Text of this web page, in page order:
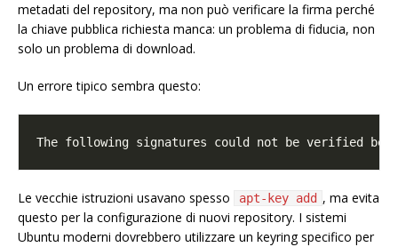
metadati del repository, ma non può verificare la firma perché
la chiave pubblica richiesta manca: un problema di fiducia, non
solo un problema di download.
Un errore tipico sembra questo:
Le vecchie istruzioni usavano spesso apt-key add , ma evita
questo per la configurazione di nuovi repository. I sistemi
Ubuntu moderni dovrebbero utilizzare un keyring specifico per